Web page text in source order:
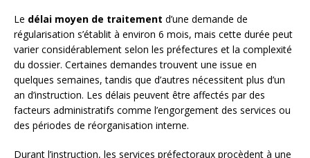
Le délai moyen de traitement d’une demande de
régularisation s’établit à environ 6 mois, mais cette durée peut
varier considérablement selon les préfectures et la complexité
du dossier. Certaines demandes trouvent une issue en
quelques semaines, tandis que d’autres nécessitent plus d’un
an d’instruction. Les délais peuvent être affectés par des
facteurs administratifs comme l’engorgement des services ou
des périodes de réorganisation interne.
Durant l’instruction, les services préfectoraux procèdent à une